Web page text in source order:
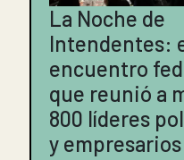
La Noche de
Intendentes:
encuentro
que reunió a
800 líderes
y